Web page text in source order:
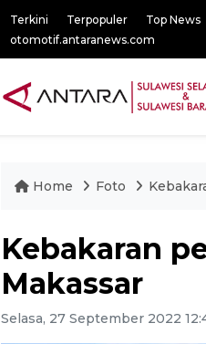
Terkini Terpopuler Top News
otomotif.antaranews.com
Home Foto
Kebakaran
Makassar
Selasa, 27 September 2022